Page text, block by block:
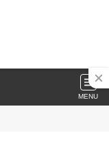
MENU